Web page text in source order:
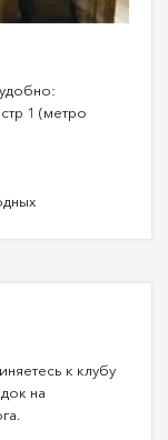
1 (метро
к клубу
на